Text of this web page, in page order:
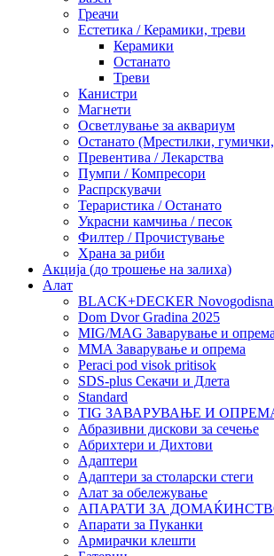
Греачи
Естетика / Керамики, треви
Керамики
Останато
Треви
Канистри
Магнети
Осветлување за аквариум
Останато (Мрестилки,
Превентива / Лекарства
Пумпи / Компресори
Распрскувачи
Тераристика / Останато
Украсни камчиња / песок
Филтер / Прочистување
Храна за риби
Акција (до трошење на залиха)
Алат
BLACK+DECKER
Dom Dvor Gradina 2025
MIG/MAG Заварување и опрема
MMA Заварување и опрема
Peraci pod visok pritisok
SDS-plus Секачи и Длета
Standard
TIG ЗАВАРУВАЊЕ И
Абразивни дискови за сечење
Абрихтери и Дихтови
Адаптери
Адаптери за столарски стеги
Алат за обележување
АПАРАТИ ЗА
Апарати за Пуканки
Армирачки клешти